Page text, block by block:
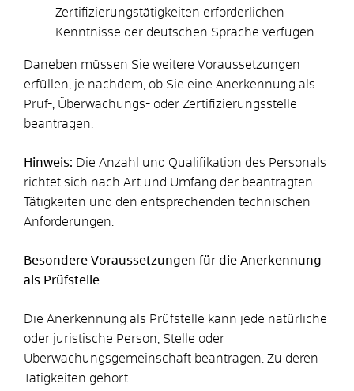
Zertifizierungstätigkeiten erforderlichen
Kenntnisse der deutschen Sprache verfügen.
Daneben müssen Sie weitere Voraussetzungen
erfüllen, je nachdem, ob Sie eine Anerkennung als
Prüf-, Überwachungs- oder Zertifizierungsstelle
beantragen.
Hinweis: Die Anzahl und Qualifikation des Personals
richtet sich nach Art und Umfang der beantragten
Tätigkeiten und den entsprechenden technischen
Anforderungen.
Besondere Voraussetzungen für die Anerkennung
als Prüfstelle
Die Anerkennung als Prüfstelle kann jede natürliche
oder juristische Person, Stelle oder
Überwachungsgemeinschaft beantragen. Zu deren
Tätigkeiten gehört